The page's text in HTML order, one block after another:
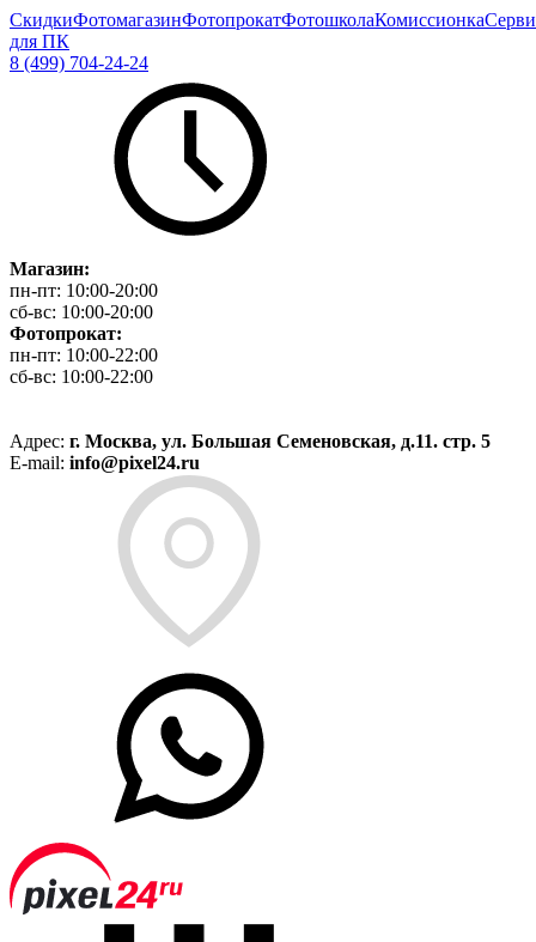
СкидкиФотомагазинФотопрокатФотошколаКомиссионка
для ПК
8 (499) 704-24-24
Магазин:
пн-пт: 10:00-20:00
сб-вс: 10:00-20:00
Фотопрокат:
пн-пт: 10:00-22:00
сб-вс: 10:00-22:00
Адрес: г. Москва, ул. Большая Семеновская, д.11. стр. 5
E-mail: info@pixel24.ru